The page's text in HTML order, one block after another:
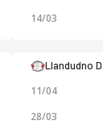
14/03
Llandudno
11/04
28/03